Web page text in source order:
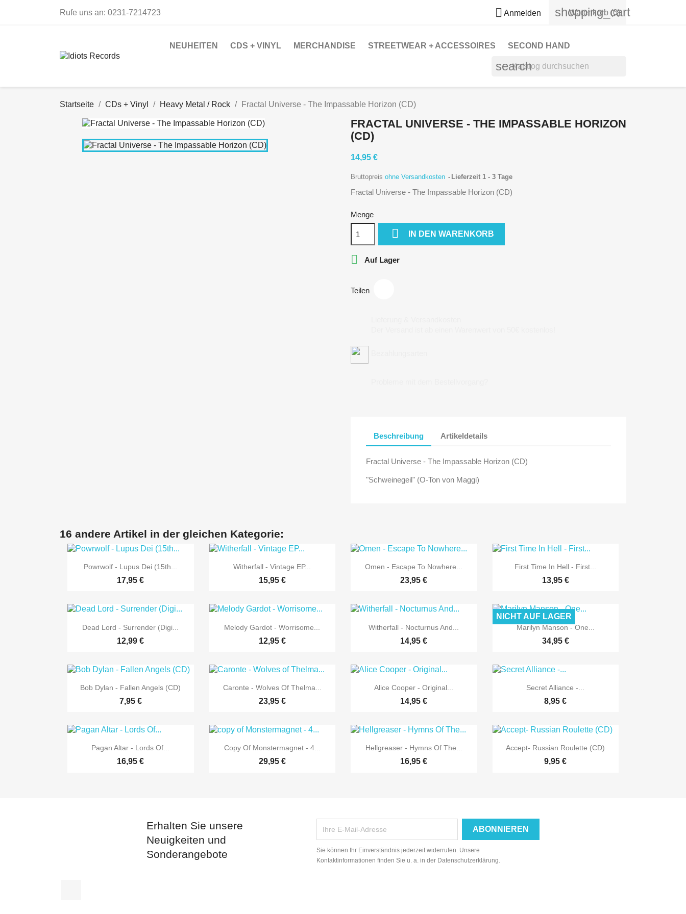
Rufe uns an: 0231-7214723  Anmelden shopping_cart
Warenkorb (0)
NEUHEITEN CDS + VINYL MERCHANDISE STREETWEAR + ACCESSOIRES SECOND HAND
search
Startseite CDs + Vinyl Heavy Metal / Rock Fractal Universe - The Impassable Horizon (CD)
FRACTAL UNIVERSE - THE IMPASSABLE HORIZON
(CD)
14,95 €
Bruttopreis ohne Versandkosten Lieferzeit 1 - 3 Tage
Fractal Universe - The Impassable Horizon (CD)
Menge
 IN DEN WARENKORB
 Auf Lager
Teilen
Beschreibung Artikeldetails
Fractal Universe - The Impassable Horizon (CD)
"Schweinegeil" (O-Ton von Maggi)
16 andere Artikel in der gleichen Kategorie:
 Vorschau
Powrwolf - Lupus Dei (15th...
17,95 €
 Vorschau
Witherfall - Vintage EP...
15,95 €
 Vorschau
Omen - Escape To Nowhere...
23,95 €
 Vorschau
First Time In Hell - First...
13,95 €
 Vorschau
Dead Lord - Surrender (Digi...
12,99 €
 Vorschau
Melody Gardot - Worrisome...
12,95 €
 Vorschau
Witherfall - Nocturnus And...
14,95 €
 Vorschau
Marilyn Manson - One...
34,95 €
NICHT AUF LAGER
 Vorschau
Bob Dylan - Fallen Angels (CD)
7,95 €
 Vorschau
Caronte - Wolves Of Thelma...
23,95 €
 Vorschau
Alice Cooper - Original...
14,95 €
 Vorschau
Secret Alliance -...
8,95 €
 Vorschau
Pagan Altar - Lords Of...
16,95 €
 Vorschau
Copy Of Monstermagnet - 4...
29,95 €
 Vorschau
Hellgreaser - Hymns Of The...
16,95 €
 Vorschau
Accept- Russian Roulette (CD)
9,95 €
Erhalten Sie unsere
Neuigkeiten und
Sonderangebote
Sie können Ihr Einverständnis jederzeit widerrufen. Unsere
Kontaktinformationen finden Sie u. a. in der Datenschutzerklärung.